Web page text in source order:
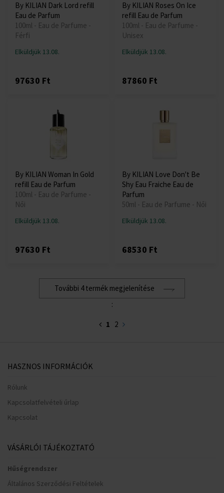
By KILIAN Dark Lord refill
Eau de Parfum
100ml - Eau de Parfume -
Férfi
Elküldjük 13.08.
97630 Ft
By KILIAN Roses On Ice
refill Eau de Parfum
100ml - Eau de Parfume -
Unisex
Elküldjük 13.08.
87860 Ft
By KILIAN Woman In Gold
refill Eau de Parfum
100ml - Eau de Parfume -
Női
Elküldjük 13.08.
97630 Ft
By KILIAN Love Don't Be
Shy Eau Fraiche Eau de
Parfum
50ml - Eau de Parfume - Női
Elküldjük 13.08.
68530 Ft
További 4 termék megjelenítése
:
1 2
HASZNOS INFORMÁCIÓK
Rólunk
Kapcsolatfelvételi űrlap
Kapcsolat
VÁSÁRLÓI TÁJÉKOZTATÓ
Hűségrendszer
Általános Szerződési Feltételek